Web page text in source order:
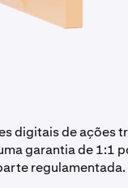
digitais de ações
garantia de 1:1
regulamentada.